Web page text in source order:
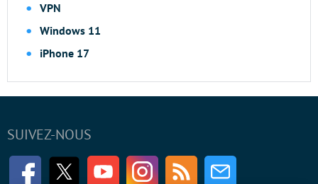
VPN
Windows 11
iPhone 17
SUIVEZ-NOUS
FacebookTwitter Youtube InstagramRSS Newsletter